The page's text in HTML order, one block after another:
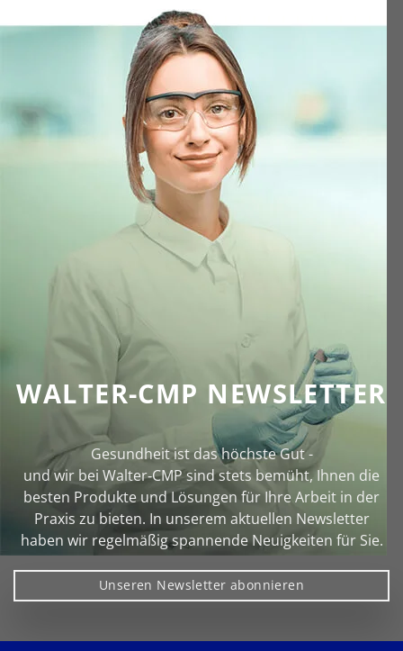
WALTER-CMP NEWSLETTER
Gesundheit ist das höchste Gut -
und wir bei Walter‑CMP sind stets bemüht, Ihnen die
besten Produkte und Lösungen für Ihre Arbeit in der
Praxis zu bieten. In unserem aktuellen Newsletter
haben wir regelmäßig spannende Neuigkeiten für Sie.
Unseren Newsletter abonnieren